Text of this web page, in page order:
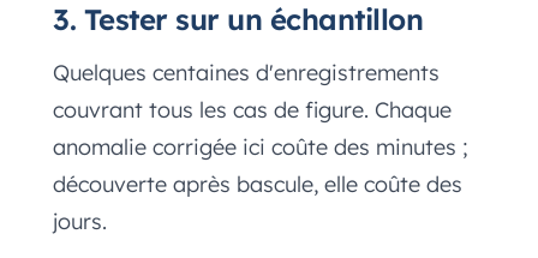
3. Tester sur un échantillon
Quelques centaines d'enregistrements
couvrant tous les cas de figure. Chaque
anomalie corrigée ici coûte des minutes ;
découverte après bascule, elle coûte des
jours.